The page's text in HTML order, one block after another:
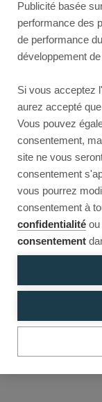
Publicité basée
performance des
de performance
développement
Si vous acceptez
aurez accepté
Vous pouvez
consentement,
site ne vous
consentement
vous pourrez
consentement à
confidentialité ou
consentement